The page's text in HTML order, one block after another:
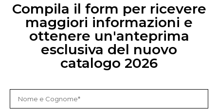
Compila il form per ricevere
maggiori informazioni e
ottenere un'anteprima
esclusiva del nuovo
catalogo 2026